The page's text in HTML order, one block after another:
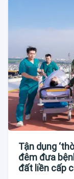
Tận dụng
đêm đưa
đất liền cấp